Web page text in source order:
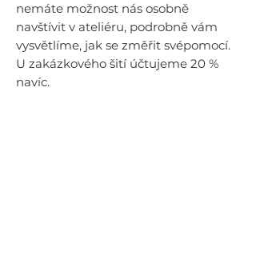
nemáte možnost nás osobně
navštívit v ateliéru, podrobně vám
vysvětlíme, jak se změřit svépomocí.
U zakázkového šití účtujeme 20 %
navíc.